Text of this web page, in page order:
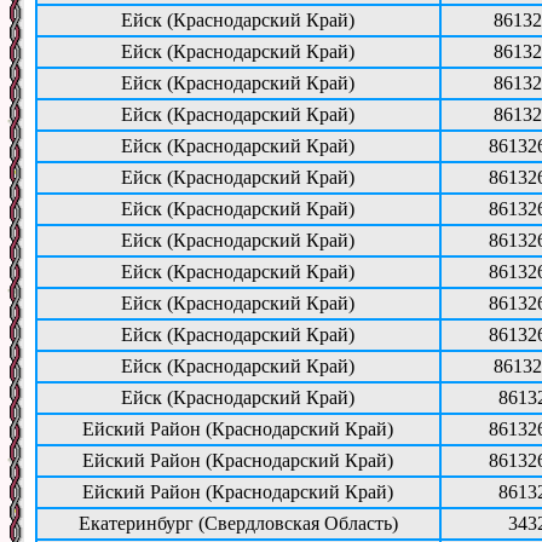
Ейск (Краснодарский Край)
Ейск (Краснодарский Край)
Ейск (Краснодарский Край)
Ейск (Краснодарский Край)
Ейск (Краснодарский Край)
Ейск (Краснодарский Край)
Ейск (Краснодарский Край)
Ейск (Краснодарский Край)
Ейск (Краснодарский Край)
Ейск (Краснодарский Край)
Ейск (Краснодарский Край)
Ейск (Краснодарский Край)
Ейск (Краснодарский Край)
Ейский Район (Краснодарский Край)
Ейский Район (Краснодарский Край)
Ейский Район (Краснодарский Край)
Екатеринбург (Свердловская Область)